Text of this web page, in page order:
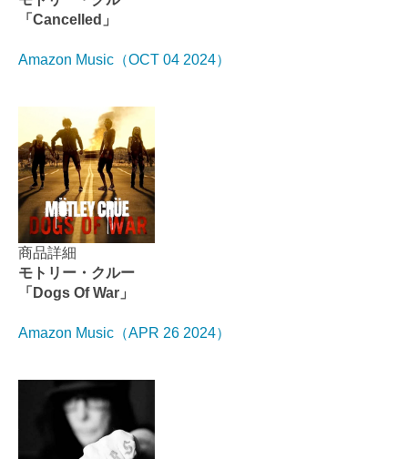
「Cancelled」
Amazon Music（OCT 04 2024）
商品詳細
モトリー・クルー
「Dogs Of War」
Amazon Music（APR 26 2024）